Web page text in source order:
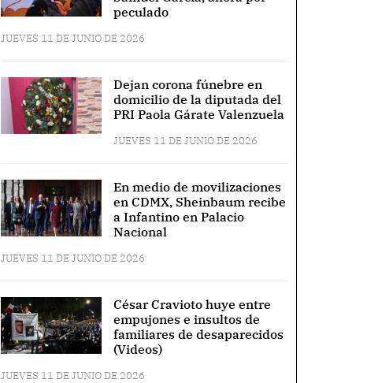
peculado
JUEVES 11 DE JUNIO DE 2026
Dejan corona fúnebre en
domicilio de la diputada del
PRI Paola Gárate Valenzuela
JUEVES 11 DE JUNIO DE 2026
En medio de movilizaciones
en CDMX, Sheinbaum recibe
a Infantino en Palacio
Nacional
JUEVES 11 DE JUNIO DE 2026
César Cravioto huye entre
empujones e insultos de
familiares de desaparecidos
(Videos)
JUEVES 11 DE JUNIO DE 2026